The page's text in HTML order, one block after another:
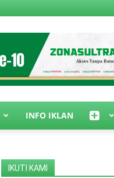
INFO IKLAN
IKUTI KAMI